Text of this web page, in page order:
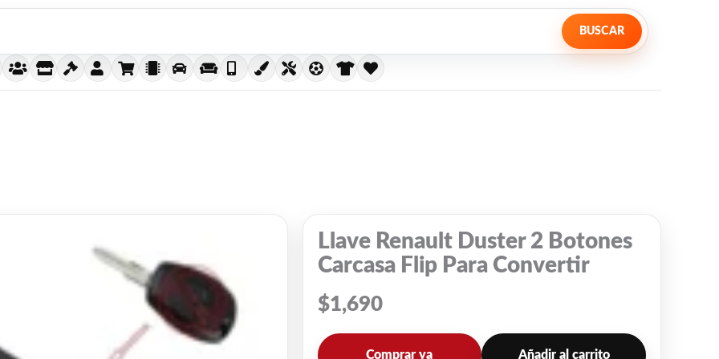
BUSCAR
Llave Renault Duster 2 Botones
Carcasa Flip Para Convertir
$1,690
Comprar ya Añadir al carrito